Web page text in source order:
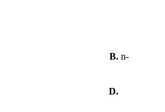
B. n-
D.